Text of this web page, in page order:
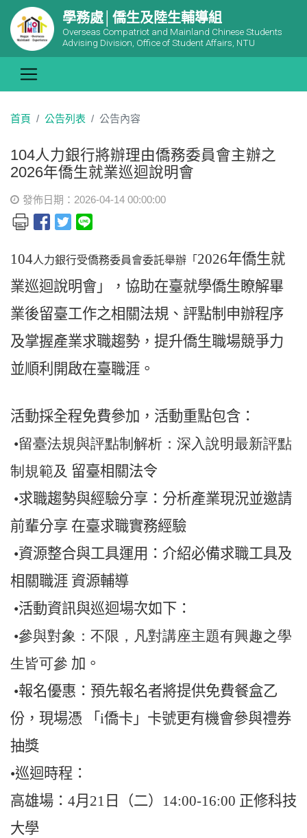
學務處│僑生及陸生輔導組
Overseas Compatriot and Mainland Chinese Students
Advising Division, Office of Student Affairs, NTU
首頁 公告列表 公告內容
104人力銀行將辦理由僑務委員會主辦之
2026年僑生就業巡迴說明會
發佈日期：2026-04-14 00:00:00
104人力銀行受僑務委員會委託舉辦「 2026年僑生就
業巡迴說明會」，協助在臺就學僑生瞭解畢
業後留臺工作之相關法規、評點制申辦程序
及掌握產業求職趨勢，提升僑生職場競爭力
並順利開啟在臺職涯。
活動採全程免費參加，活動重點包含：
•留臺法規與評點制解析：深入說明最新評點
制規範及 留臺相關法令
•求職趨勢與經驗分享：分析產業現況並邀請
前輩分享 在臺求職實務經驗
•資源整合與工具運用：介紹必備求職工具及
相關職涯 資源輔導
•活動資訊與巡迴場次如下：
•參與對象：不限，凡對講座主題有興趣之學
生皆可參 加。
•報名優惠：預先報名者將提供免費餐盒乙
份，現場憑
「 i僑卡」卡號更有機會參與禮券
抽獎
•巡迴時程：
高雄場： 4月 21 日（二） 14:00-16:00 正修科技
大學